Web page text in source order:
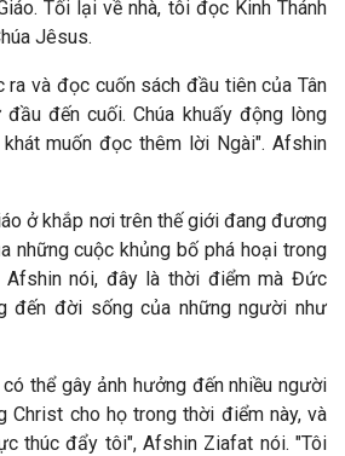
Tối lại về nhà, tôi đọc Kinh Thánh
Jêsus.
ra và đọc cuốn sách đầu tiên của Tân
đến cuối. Chúa khuấy động lòng
muốnđọc thêm lời Ngài". Afshin
ở khắp nơi trên thế giới đang đương
những cuộc khủng bố phá hoại trong
Afshin nói, đây là thời điểm màĐức
đến đời sống của những người như
thể gây ảnh hưởng đến nhiều người
Christ cho họ trong thời điểm này, và
thúc đẩy tôi", Afshin Ziafat nói. "Tôi